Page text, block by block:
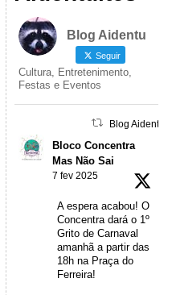
Blog Aidentu
Seguir
Cultura, Entretenimento,
Festas e Eventos
Blog Aidentu
Bloco Concentra
Mas Não Sai
7 fev 2025
A espera acabou! O
Concentra dará o 1º
Grito de Carnaval
amanhã a partir das
18h na Praça do
Ferreira!